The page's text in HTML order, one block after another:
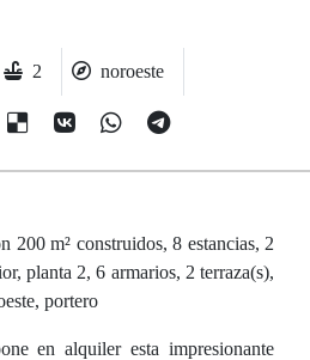
2 noroeste
m² construidos, 8 estancias, 2
planta 2, 6 armarios, 2 terraza(s),
portero
en alquiler esta impresionante